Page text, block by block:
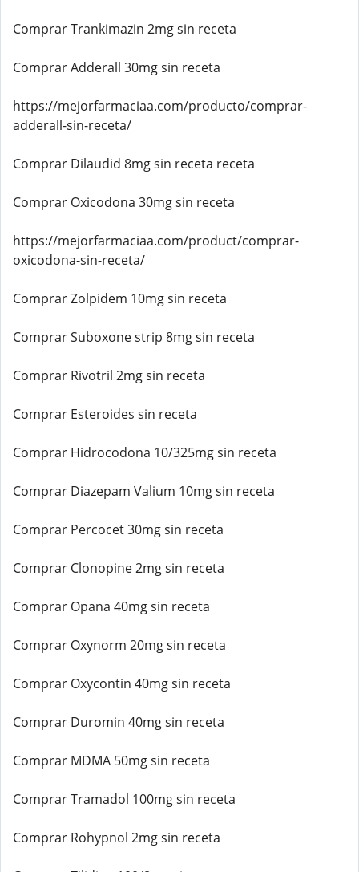
Comprar Trankimazin 2mg sin receta
Comprar Adderall 30mg sin receta
https://mejorfarmaciaa.com/producto/comprar-
adderall-sin-receta/
Comprar Dilaudid 8mg sin receta receta
Comprar Oxicodona 30mg sin receta
https://mejorfarmaciaa.com/product/comprar-
oxicodona-sin-receta/
Comprar Zolpidem 10mg sin receta
Comprar Suboxone strip 8mg sin receta
Comprar Rivotril 2mg sin receta
Comprar Esteroides sin receta
Comprar Hidrocodona 10/325mg sin receta
Comprar Diazepam Valium 10mg sin receta
Comprar Percocet 30mg sin receta
Comprar Clonopine 2mg sin receta
Comprar Opana 40mg sin receta
Comprar Oxynorm 20mg sin receta
Comprar Oxycontin 40mg sin receta
Comprar Duromin 40mg sin receta
Comprar MDMA 50mg sin receta
Comprar Tramadol 100mg sin receta
Comprar Rohypnol 2mg sin receta